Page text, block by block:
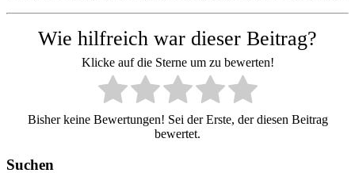
Wie hilfreich war dieser Beitrag?
Klicke auf die Sterne um zu bewerten!
Bisher keine Bewertungen! Sei der Erste, der diesen Beitrag
bewertet.
Suchen